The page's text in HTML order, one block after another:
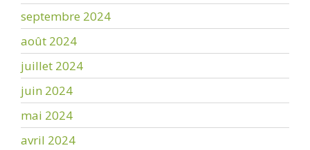
septembre 2024
août 2024
juillet 2024
juin 2024
mai 2024
avril 2024